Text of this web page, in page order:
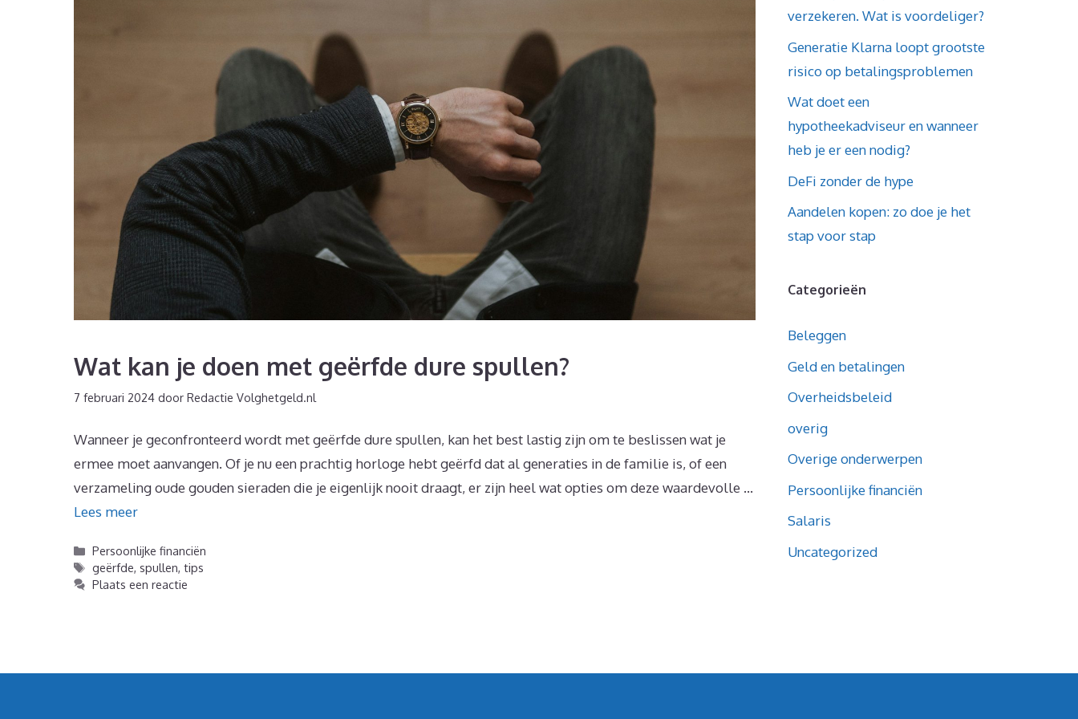
Wat kan je doen met geërfde dure spullen?
7 februari 2024 door Redactie Volghetgeld.nl
Wanneer je geconfronteerd wordt met geërfde dure spullen, kan het best lastig zijn om te beslissen wat je
ermee moet aanvangen. Of je nu een prachtig horloge hebt geërfd dat al generaties in de familie is, of een
verzameling oude gouden sieraden die je eigenlijk nooit draagt, er zijn heel wat opties om deze waardevolle …
Lees meer
Categorieën
Persoonlijke financiën
Tags
geërfde,spullen,tips
Plaats een reactie
verzekeren. Wat is voordeliger?
Generatie Klarna loopt grootste
risico op betalingsproblemen
Wat doet een
hypotheekadviseur en wanneer
heb je er een nodig?
DeFi zonder de hype
Aandelen kopen: zo doe je het
stap voor stap
Categorieën
Beleggen
Geld en betalingen
Overheidsbeleid
overig
Overige onderwerpen
Persoonlijke financiën
Salaris
Uncategorized